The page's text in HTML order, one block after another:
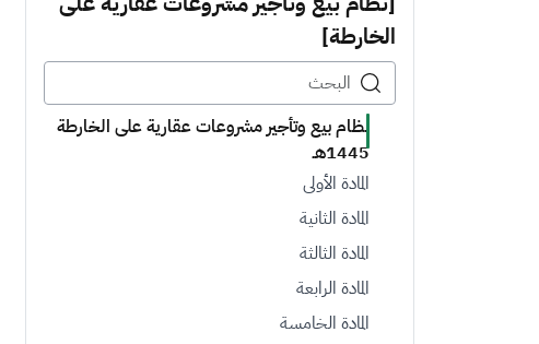
الخارطة]
نظام بيع وتأجير مشروعات عقارية على الخارطة
1445هـ
المادة الأولى
المادة الثانية
المادة الثالثة
المادة الرابعة
المادة الخامسة